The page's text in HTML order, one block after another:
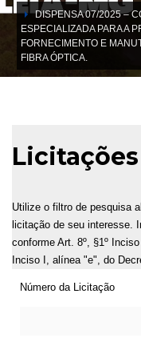
DISPENSA 07/2025 –
ESPECIALIZADA PARA A
FORNECIMENTO E
FIBRA ÓPTICA.
Licitações
Utilize o filtro de pesquisa
licitação de seu interesse.
conforme Art. 8º, §1º
Inciso I, alínea "e", do
Número da Licitação